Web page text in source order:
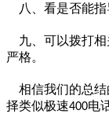
八、看是否能
九、可以拨打
严格。
相信我们的总
择类似极速400电